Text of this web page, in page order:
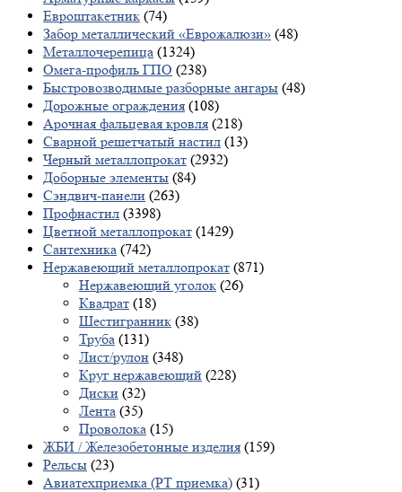
Евроштакетник (74)
Забор металлический «Еврожалюзи» (48)
Металлочерепица (1324)
Омега-профиль ГПО (238)
Быстровозводимые разборные ангары (48)
Дорожные ограждения (108)
Арочная фальцевая кровля (218)
Сварной решетчатый настил (13)
Черный металлопрокат (2932)
Доборные элементы (84)
Сэндвич-панели (263)
Профнастил (3398)
Цветной металлопрокат (1429)
Сантехника (742)
Нержавеющий металлопрокат (871)
Нержавеющий уголок (26)
Квадрат (18)
Шестигранник (38)
Труба (131)
Лист/рулон (348)
Круг нержавеющий (228)
Диски (32)
Лента (35)
Проволока (15)
ЖБИ / Железобетонные изделия (159)
Рельсы (23)
Авиатехприемка (РТ приемка) (31)